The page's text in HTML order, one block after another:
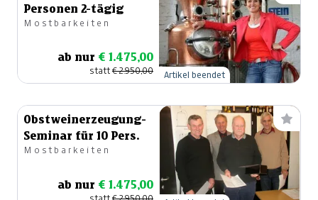
Personen 2-tägig
Mostbarkeiten
ab nur € 1.475,00
statt€ 2.950,00 Artikel beendet
Obstweinerzeugung-
Seminar für 10 Pers.
Mostbarkeiten
ab nur € 1.475,00
statt€ 2.950,00